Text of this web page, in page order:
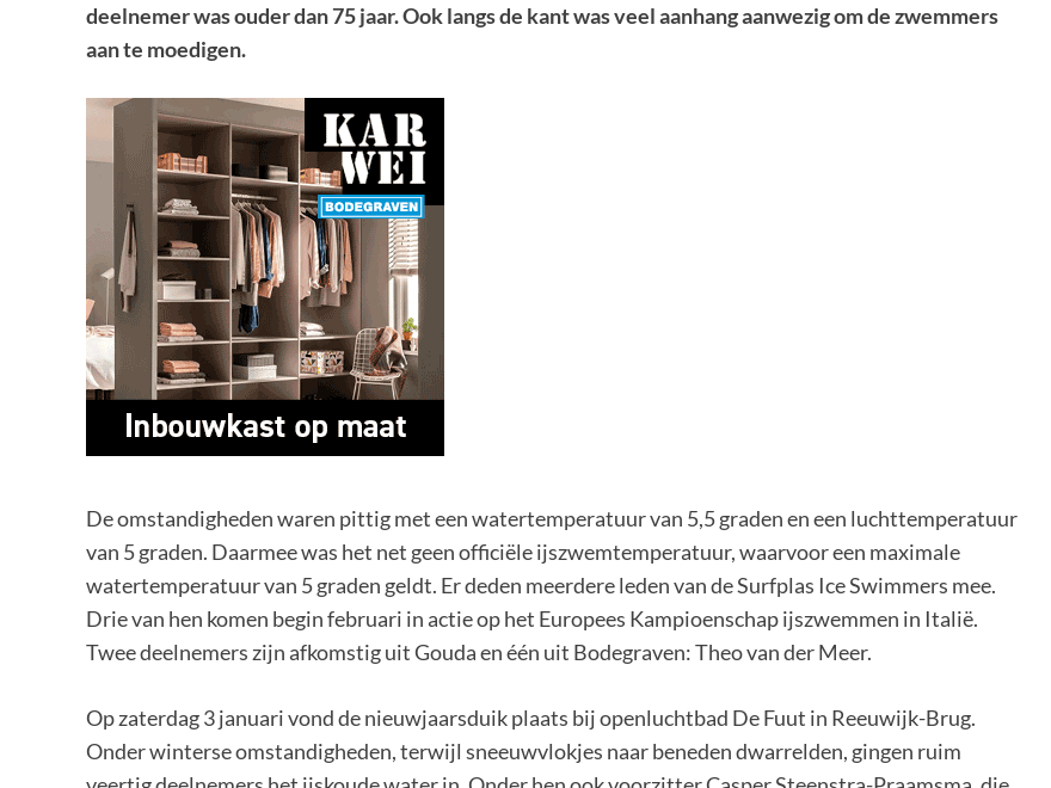
deelnemer was ouder dan 75 jaar. Ook langs de kant was veel aanhang aanwezig om de zwemmers
aan te moedigen.
De omstandigheden waren pittig met een watertemperatuur van 5,5 graden en een luchttemperatuur
van 5 graden. Daarmee was het net geen officiële ijszwemtemperatuur, waarvoor een maximale
watertemperatuur van 5 graden geldt. Er deden meerdere leden van de Surfplas Ice Swimmers mee.
Drie van hen komen begin februari in actie op het Europees Kampioenschap ijszwemmen in Italië.
Twee deelnemers zijn afkomstig uit Gouda en één uit Bodegraven: Theo van der Meer.
Op zaterdag 3 januari vond de nieuwjaarsduik plaats bij openluchtbad De Fuut in Reeuwijk-Brug.
Onder winterse omstandigheden, terwijl sneeuwvlokjes naar beneden dwarrelden, gingen ruim